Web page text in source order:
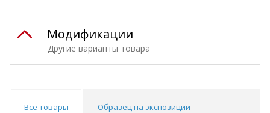
Другие варианты товара
Модификации
Все товары Образец на экспозиции